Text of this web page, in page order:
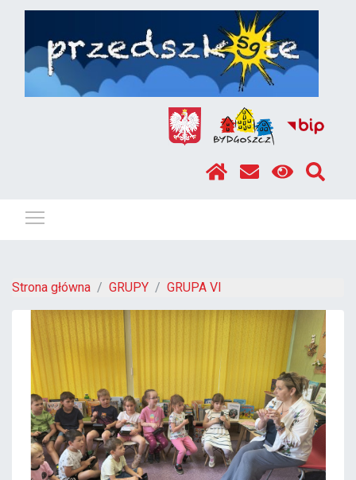
Strona główna GRUPY GRUPA VI